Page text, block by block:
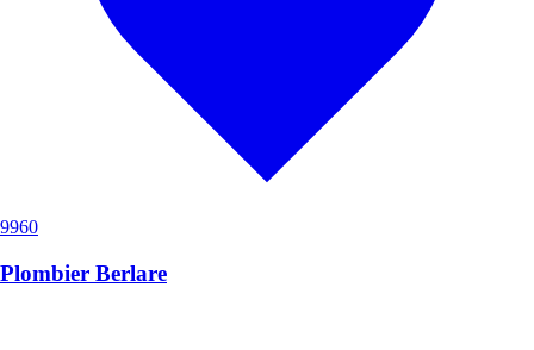
9960
Plombier Berlare